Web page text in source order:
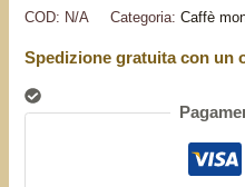
COD: N/A Categoria:Caffè
Spedizione gratuita con un